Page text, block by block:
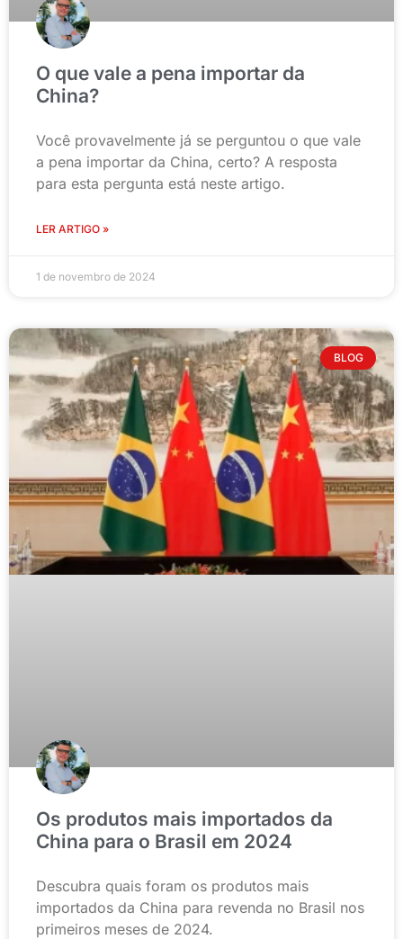
O que vale a pena importar da
China?
Você provavelmente já se perguntou o que vale
a pena importar da China, certo? A resposta
para esta pergunta está neste artigo.
LER ARTIGO »
1 de novembro de 2024
BLOG
Os produtos mais importados da
China para o Brasil em 2024
Descubra quais foram os produtos mais
importados da China para revenda no Brasil nos
primeiros meses de 2024.